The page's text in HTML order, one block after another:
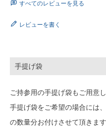
すべてのレビューを見る
レビューを書く
手提げ袋
ご持参用の手提げ袋もご用意
手提げ袋をご希望の場合には
の数量分お付けさせて頂きます